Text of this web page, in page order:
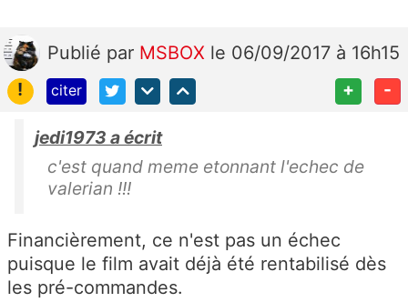
Publié par MSBOX le 06/09/2017 à 16h15
!
citer + -
jedi1973 a écrit
c'est quand meme etonnant l'echec de
valerian !!!
Financièrement, ce n'est pas un échec
puisque le film avait déjà été rentabilisé dès
les pré-commandes.